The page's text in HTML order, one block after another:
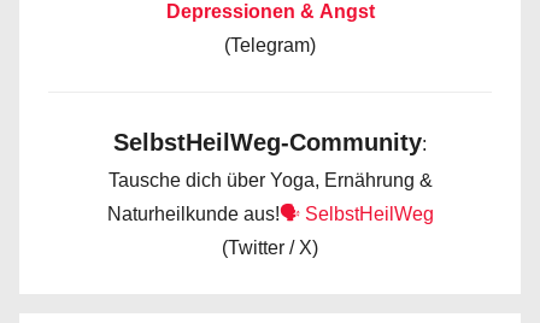
Depressionen & Angst
(Telegram)
SelbstHeilWeg-Community:
Tausche dich über Yoga, Ernährung &
Naturheilkunde aus!🗣️ SelbstHeilWeg
(Twitter / X)